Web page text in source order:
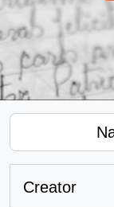
Creator